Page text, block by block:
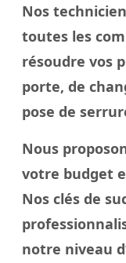
Nos
toutes les
résoudre vos
porte, de
pose de
Nous
votre budget
Nos clés de
notre niveau